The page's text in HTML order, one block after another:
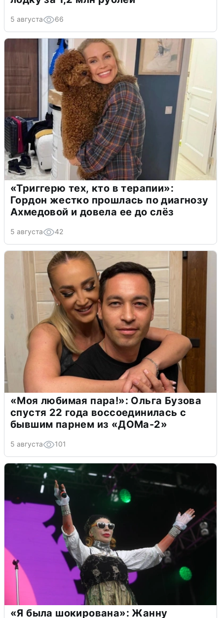
5 августа 66
«Триггерю тех, кто в терапии»:
Гордон жестко прошлась по диагнозу
Ахмедовой и довела ее до слёз
5 августа 42
«Моя любимая пара!»: Ольга Бузова
спустя 22 года воссоединилась с
бывшим парнем из «ДОМа-2»
5 августа 101
«Я была шокирована»: Жанну